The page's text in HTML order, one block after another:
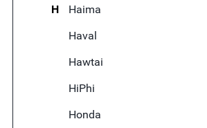
H
Haima
Haval
Hawtai
HiPhi
Honda